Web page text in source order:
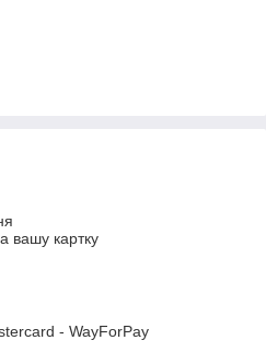
вашу картку
- WayForPay